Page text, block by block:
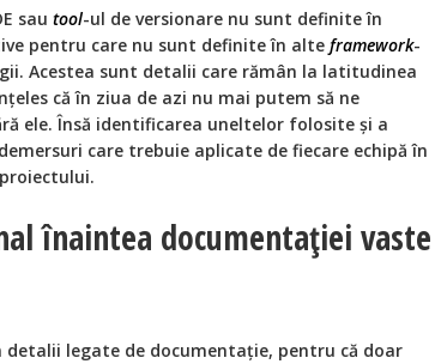
sau tool-ul de versionare nu sunt definite în
pentru care nu sunt definite în alte framework-
Acestea sunt detalii care rămân la latitudinea
că în ziua de azi nu mai putem să ne
ele. Însă identificarea uneltelor folosite și a
care trebuie aplicate de fiecare echipă în
înaintea documentației vaste
detalii legate de documentație, pentru că doar